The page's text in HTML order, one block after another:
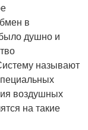
в
душно и
называют
воздушных
на такие